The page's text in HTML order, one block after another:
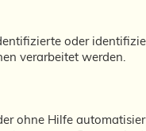
oder
verarbeitet werden.
ohne Hilfe